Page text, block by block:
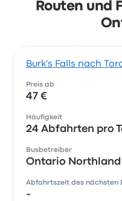
Routen und
Burk's Falls nach
Preis ab
47 €
Häufigkeit
24 Abfahrten pro
Busbetreiber
Ontario Northland
Abfahrtszeit des nächsten
-